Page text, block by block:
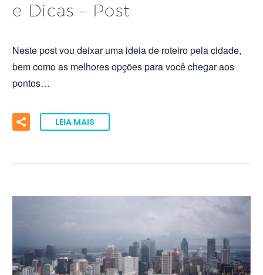
e Dicas – Post
Neste post vou deixar uma ideia de roteiro pela cidade,
bem como as melhores opções para você chegar aos
pontos…
LEIA MAIS